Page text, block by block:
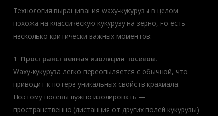
Технология выращивания waxy-кукурузы в целом
похожа на классическую кукурузу на зерно, но есть
несколько критически важных моментов:
1. Пространственная изоляция посевов.
Waxy-кукуруза легко переопыляется с обычной, что
приводит к потере уникальных свойств крахмала.
Поэтому посевы нужно изолировать —
пространственно (дистанция от других полей кукурузы)